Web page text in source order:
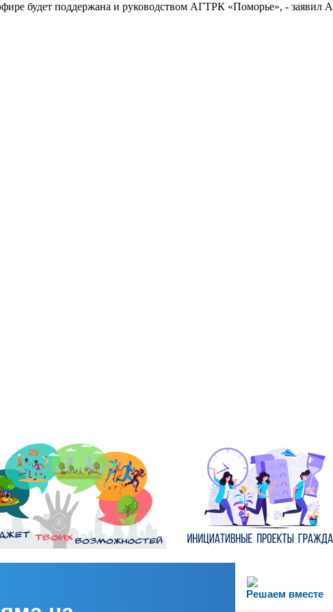
будет поддержана и руководством АГТРК «Поморье», - заявил
Решаем вместе